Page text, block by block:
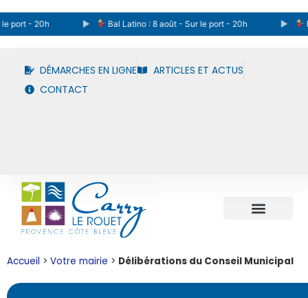
port - 20h Bal Latino : 8 août - Sur le port - 20h
DÉMARCHES EN LIGNE
ARTICLES ET ACTUS
CONTACT
Accueil > Votre mairie > Délibérations du Conseil Municipal